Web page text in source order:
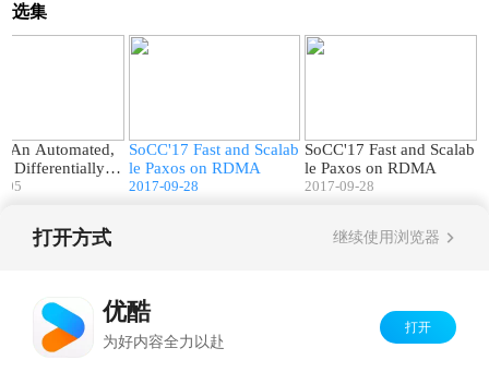
选集
An Automated,
Differentially Pr
data Mining Sy
05
SoCC'17 Fast and Scalab
le Paxos on RDMA
2017-09-28
SoCC'17 Fast and Scalab
le Paxos on RDMA
2017-09-28
打开方式 继续使用浏览器
优酷
为好内容全力以赴
打开